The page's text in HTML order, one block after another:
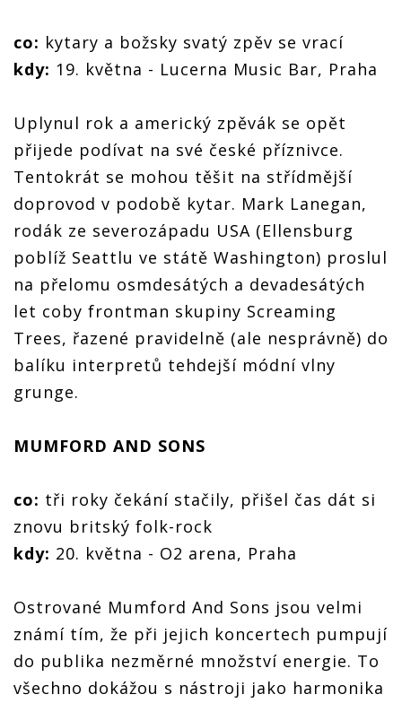
co: kytary a božsky svatý zpěv se vrací
kdy: 19. května - Lucerna Music Bar, Praha
Uplynul rok a americký zpěvák se opět
přijede podívat na své české příznivce.
Tentokrát se mohou těšit na střídmější
doprovod v podobě kytar. Mark Lanegan,
rodák ze severozápadu USA (Ellensburg
poblíž Seattlu ve státě Washington) proslul
na přelomu osmdesátých a devadesátých
let coby frontman skupiny Screaming
Trees, řazené pravidelně (ale nesprávně) do
balíku interpretů tehdejší módní vlny
grunge.
MUMFORD AND SONS
co: tři roky čekání stačily, přišel čas dát si
znovu britský folk-rock
kdy: 20. května - O2 arena, Praha
Ostrované Mumford And Sons jsou velmi
známí tím, že při jejich koncertech pumpují
do publika nezměrné množství energie. To
všechno dokážou s nástroji jako harmonika